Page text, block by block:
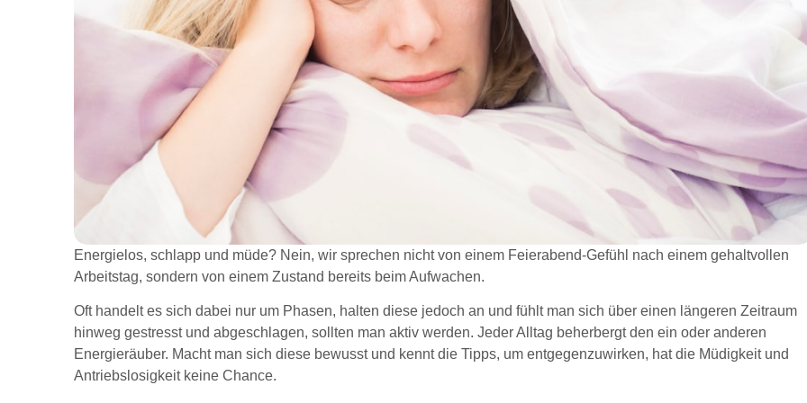
Energielos, schlapp und müde? Nein, wir sprechen nicht von einem Feierabend-Gefühl nach einem gehaltvollen
Arbeitstag, sondern von einem Zustand bereits beim Aufwachen.
Oft handelt es sich dabei nur um Phasen, halten diese jedoch an und fühlt man sich über einen längeren Zeitraum
hinweg gestresst und abgeschlagen, sollten man aktiv werden. Jeder Alltag beherbergt den ein oder anderen
Energieräuber. Macht man sich diese bewusst und kennt die Tipps, um entgegenzuwirken, hat die Müdigkeit und
Antriebslosigkeit keine Chance.